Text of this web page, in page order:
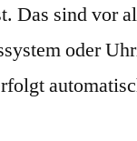
Das sind vor
oder